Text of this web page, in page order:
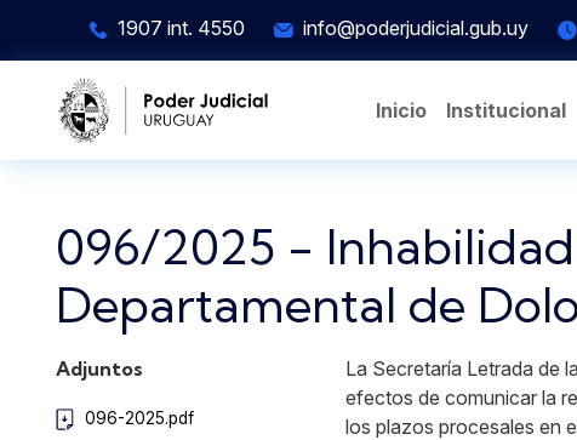
1907 int. 4550 info@poderjudicial.gub.uy
Inicio Institucional
096/2025 - Inhabilidad
Departamental de
Adjuntos
096-2025.pdf
La Secretaría Letrada de
efectos de comunicar la
los plazos procesales en